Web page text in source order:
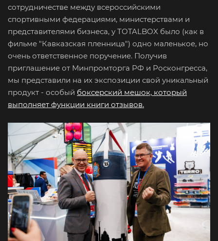
сотрудничестве между всероссийскими
спортивными федерациями, министерствами и
представителями бизнеса, у TOTALBOX было (как в
фильме "Кавказская пленница") одно маленькое, но
очень ответственное поручение. Получив
приглашение от Минпромторга РФ и Росконгресса,
мы представили на их экспозиции свой уникальный
продукт - особый боксерский мешок, который
выполняет функции книги отзывов.